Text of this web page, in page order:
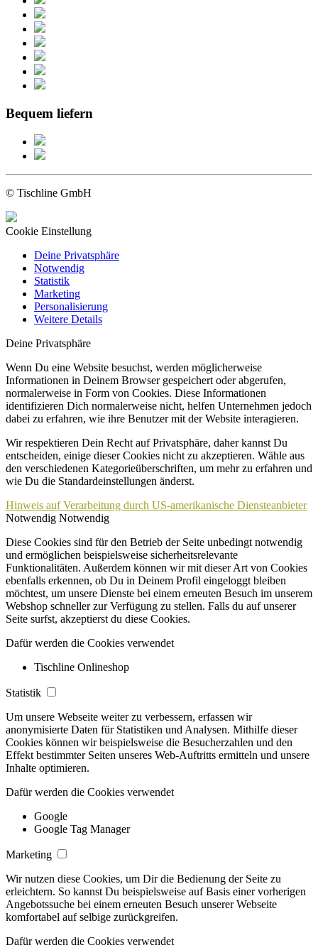
Bequem liefern
© Tischline GmbH
Cookie Einstellung
Deine Privatsphäre
Notwendig
Statistik
Marketing
Personalisierung
Weitere Details
Deine Privatsphäre
Wenn Du eine Website besuchst, werden möglicherweise
Informationen in Deinem Browser gespeichert oder abgerufen,
normalerweise in Form von Cookies. Diese Informationen
identifizieren Dich normalerweise nicht, helfen Unternehmen jedoch
dabei zu erfahren, wie ihre Benutzer mit der Website interagieren.
Wir respektieren Dein Recht auf Privatsphäre, daher kannst Du
entscheiden, einige dieser Cookies nicht zu akzeptieren. Wähle aus
den verschiedenen Kategorieüberschriften, um mehr zu erfahren und
wie Du die Standardeinstellungen änderst.
Hinweis auf Verarbeitung durch US-amerikanische Diensteanbieter
Notwendig Notwendig
Diese Cookies sind für den Betrieb der Seite unbedingt notwendig
und ermöglichen beispielsweise sicherheitsrelevante
Funktionalitäten. Außerdem können wir mit dieser Art von Cookies
ebenfalls erkennen, ob Du in Deinem Profil eingeloggt bleiben
möchtest, um unsere Dienste bei einem erneuten Besuch im unserem
Webshop schneller zur Verfügung zu stellen. Falls du auf unserer
Seite surfst, akzeptierst du diese Cookies.
Dafür werden die Cookies verwendet
Tischline Onlineshop
Statistik
Um unsere Webseite weiter zu verbessern, erfassen wir
anonymisierte Daten für Statistiken und Analysen. Mithilfe dieser
Cookies können wir beispielsweise die Besucherzahlen und den
Effekt bestimmter Seiten unseres Web-Auftritts ermitteln und unsere
Inhalte optimieren.
Dafür werden die Cookies verwendet
Google
Google Tag Manager
Marketing
Wir nutzen diese Cookies, um Dir die Bedienung der Seite zu
erleichtern. So kannst Du beispielsweise auf Basis einer vorherigen
Angebotssuche bei einem erneuten Besuch unserer Webseite
komfortabel auf selbige zurückgreifen.
Dafür werden die Cookies verwendet